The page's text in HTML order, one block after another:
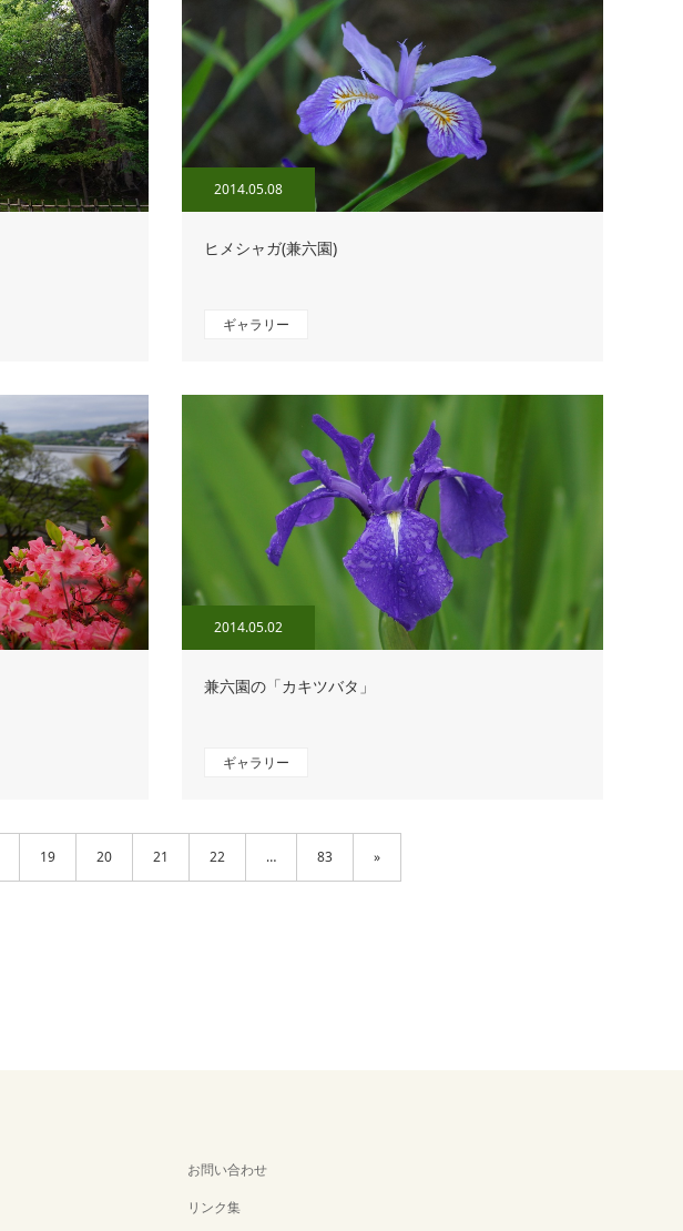
2014.05.08
ヒメシャガ(兼六園)
ギャラリー
2014.05.02
兼六園の「カキツバタ」
ギャラリー
19 20 21 22 … 83 »
お問い合わせ
リンク集